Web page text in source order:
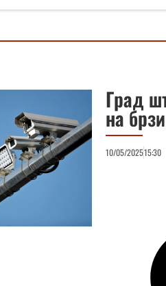
Град
на
10/05/202515:30